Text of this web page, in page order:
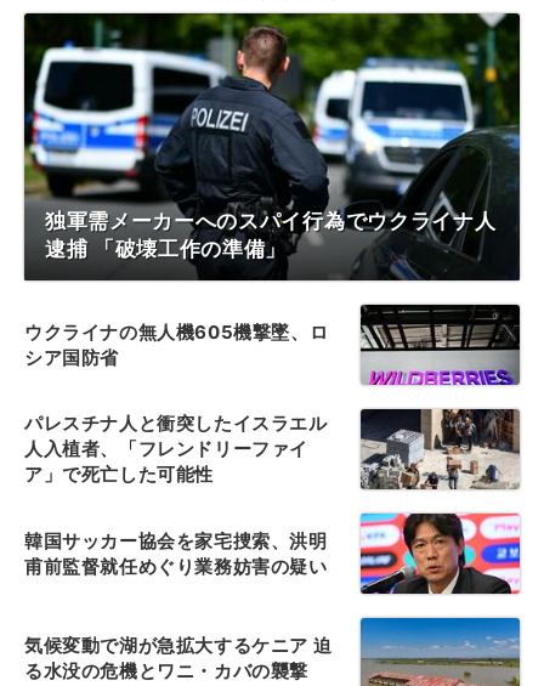
独軍需メーカーへのスパイ行為でウクライナ人
逮捕 「破壊工作の準備」
ウクライナの無人機605機撃墜、ロ
シア国防省
パレスチナ人と衝突したイスラエル
人入植者、「フレンドリーファイ
ア」で死亡した可能性
韓国サッカー協会を家宅捜索、洪明
甫前監督就任めぐり業務妨害の疑い
気候変動で湖が急拡大するケニア 迫
る水没の危機とワニ・カバの襲撃